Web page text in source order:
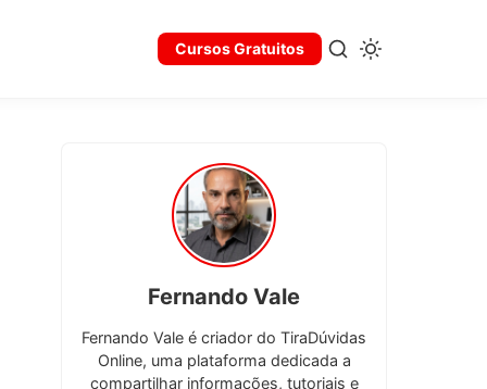
Cursos Gratuitos
Fernando Vale
Fernando Vale é criador do TiraDúvidas
Online, uma plataforma dedicada a
compartilhar informações, tutoriais e